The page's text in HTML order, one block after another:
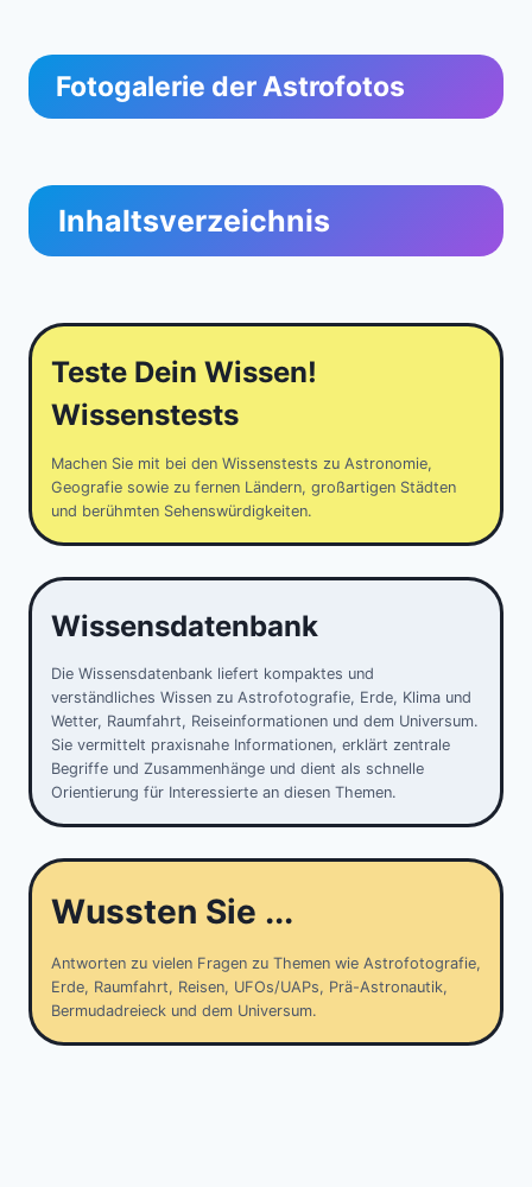
Fotogalerie der Astrofotos
Inhaltsverzeichnis
Teste Dein Wissen!
Wissenstests
Machen Sie mit bei den Wissenstests zu Astronomie,
Geografie sowie zu fernen Ländern, großartigen Städten
und berühmten Sehenswürdigkeiten.
Wissensdatenbank
Die Wissensdatenbank liefert kompaktes und
verständliches Wissen zu Astrofotografie, Erde, Klima und
Wetter, Raumfahrt, Reiseinformationen und dem Universum.
Sie vermittelt praxisnahe Informationen, erklärt zentrale
Begriffe und Zusammenhänge und dient als schnelle
Orientierung für Interessierte an diesen Themen.
Wussten Sie ...
Antworten zu vielen Fragen zu Themen wie Astrofotografie,
Erde, Raumfahrt, Reisen, UFOs/UAPs, Prä-Astronautik,
Bermudadreieck und dem Universum.